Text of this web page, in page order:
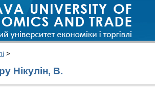
>
Нікулін, В.